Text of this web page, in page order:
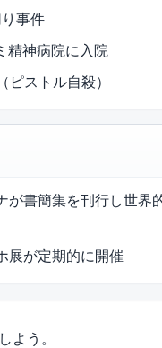
事件
精神病院に入院
ストル自殺）
が書簡集を刊行し世界
展が定期的に開催
よう。